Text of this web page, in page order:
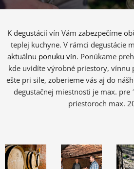
K degustácií vín Vám zabezpečíme
teplej kuchyne. V rámci degustácie
aktuálnu ponuku vín. Ponúkame
kde uvidíte výrobné priestory, vínnu
ešte pri sile, zoberieme vás aj do
degustačnej miestnosti je max.
priestoroch max.